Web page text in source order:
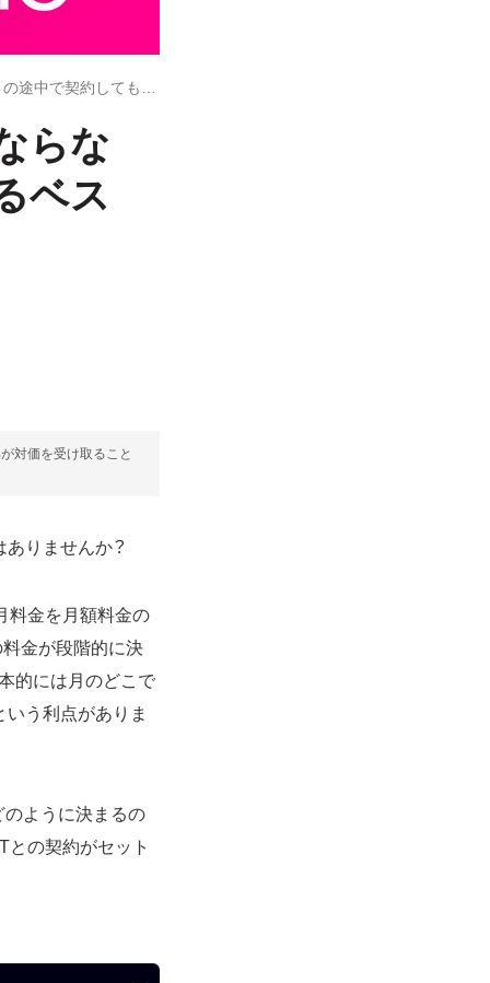
らな
ベス
対価を受け取ること
りませんか？
料金を月額料金の
金が段階的に決
的には月のどこで
う利点がありま
のように決まるの
との契約がセット